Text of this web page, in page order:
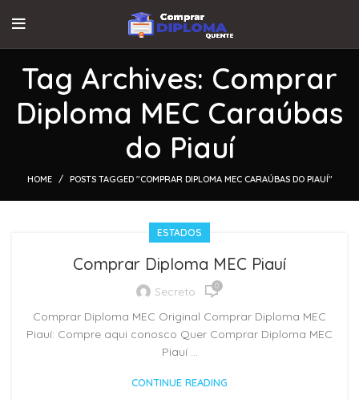
Tag Archives: Comprar
Diploma MEC Caraúbas
do Piauí
HOME POSTS TAGGED "COMPRAR DIPLOMA MEC CARAÚBAS DO PIAUÍ"
ESTADOS
Comprar Diploma MEC Piauí
Secreto 0
Comprar Diploma MEC Original Comprar Diploma MEC
Piauí: Compre aqui conosco Quer Comprar Diploma MEC
Piauí ...
CONTINUE READING